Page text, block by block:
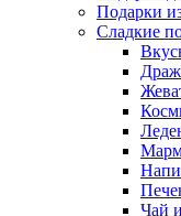
Подарки
Сладкие
Чай